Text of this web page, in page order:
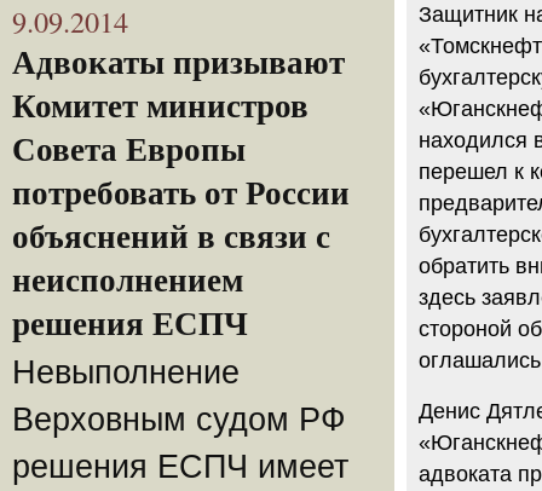
9.09.2014
Адвокаты призывают
Комитет министров
Совета Европы
потребовать от России
объяснений в связи с
неисполнением
решения ЕСПЧ
Невыполнение
Верховным судом РФ
решения ЕСПЧ имеет
Защитник
находился
перешел к
обратить
здесь
стороной
Денис
адвоката